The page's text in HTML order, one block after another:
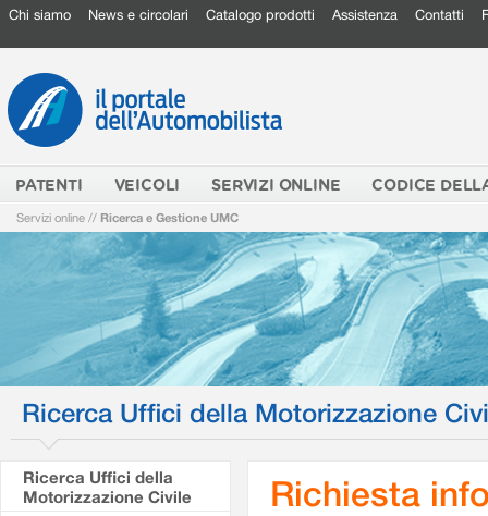
Chi siamo News e circolari Catalogo prodotti Assistenza Contatti
PATENTI VEICOLI SERVIZI ONLINE CODICE
Servizi online // Ricerca e Gestione UMC
Ricerca Uffici della Motorizzazione
Ricerca Uffici della
Motorizzazione Civile
Richiesta